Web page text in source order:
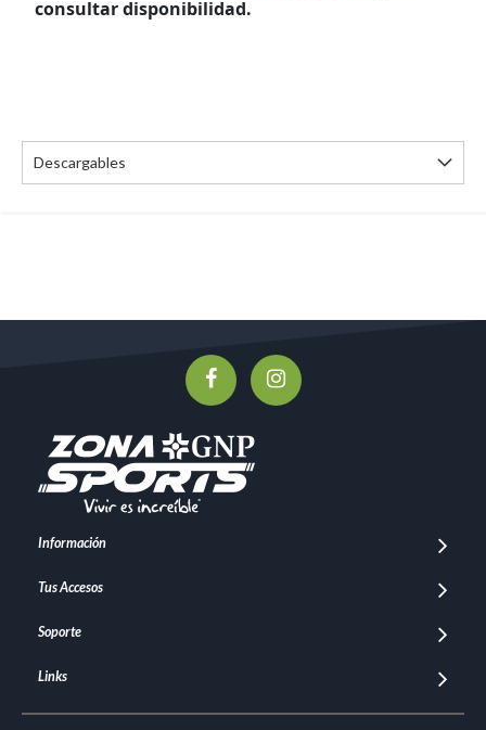
consultar disponibilidad.
Descargables
Información
Tus Accesos
Soporte
Links